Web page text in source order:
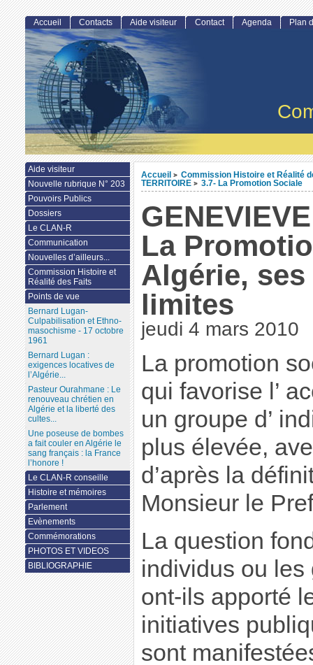
Accueil > Commission Histoire et Réalité
TERRITOIRE > 3.7- La Promotion Sociale
La
Algérie,
limites
jeudi 4 mars 2010
La promotion
qui favorise l’
un groupe d’
plus élevée,
d’après la
Monsieur le
La question
individus ou les
ont-ils apporté
initiatives
sont
Accueil Contacts Aide visiteur Contact Agenda Plan
Aide visiteur
Nouvelle rubrique N° 203
Pouvoirs Publics
Dossiers
Le CLAN-R
Communication
Nouvelles d’ailleurs...
Commission Histoire et
Réalité des Faits
Points de vue
Bernard Lugan-
Culpabilisation et Ethno-
masochisme - 17 octobre
1961
Bernard Lugan :
exigences locatives de
l’Algérie...
Pasteur Ourahmane : Le
renouveau chrétien en
Algérie et la liberté des
cultes...
Une poseuse de bombes
a fait couler en Algérie le
sang français : la France
l’honore !
Le CLAN-R conseille
Histoire et mémoires
Parlement
Evènements
Commémorations
PHOTOS ET VIDEOS
BIBLIOGRAPHIE